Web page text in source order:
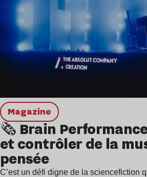
magazine
🗞️ Brain
et contrôler de la
pensée
C’est un défi digne de la sciencefiction